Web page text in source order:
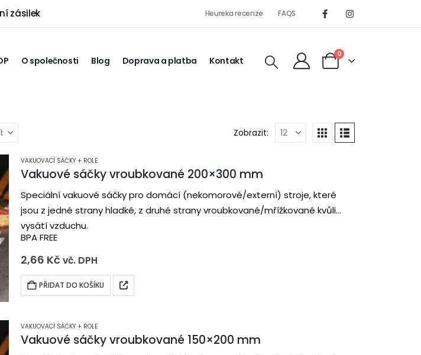
zásilek Heureka recenze FAQS
O společnosti Blog Doprava a platba Kontakt
0
Zobrazit:
VAKUOVACÍ SÁČKY + ROLE
Vakuové sáčky vroubkované 200×300 mm
Speciální vakuové sáčky pro domácí (nekomorové/externí) stroje, které
jsou z jedné strany hladké, z druhé strany vroubkované/mřížkované kvůli
vysátí vzduchu.
BPA FREE
2,66 Kč vč. DPH
PŘIDAT DO KOŠÍKU
VAKUOVACÍ SÁČKY + ROLE
Vakuové sáčky vroubkované 150×200 mm